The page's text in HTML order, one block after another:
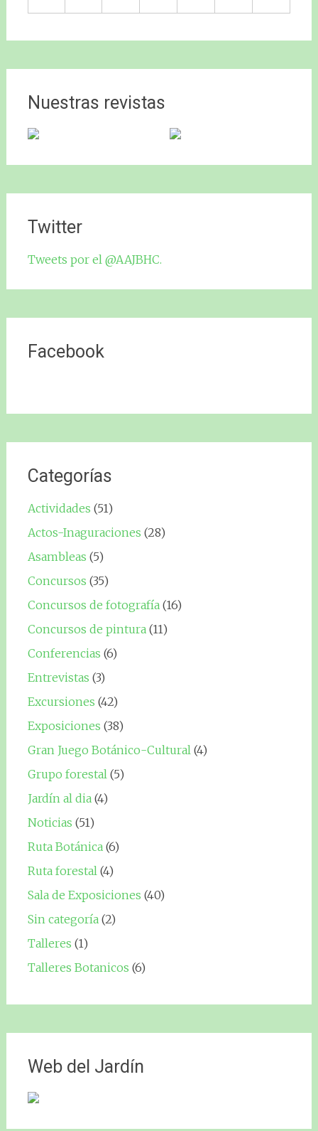
Nuestras revistas
Twitter
Tweets por el @AAJBHC.
Facebook
Categorías
Actividades (51)
Actos-Inaguraciones (28)
Asambleas (5)
Concursos (35)
Concursos de fotografía(16)
Concursos de pintura(11)
Conferencias (6)
Entrevistas (3)
Excursiones (42)
Exposiciones (38)
Gran Juego Botánico-Cultural(4)
Grupo forestal(5)
Jardín al dia(4)
Noticias (51)
Ruta Botánica(6)
Ruta forestal(4)
Sala de Exposiciones (40)
Sin categoría(2)
Talleres (1)
Talleres Botanicos (6)
Web del Jardín